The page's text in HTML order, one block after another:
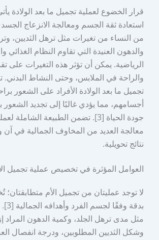
قرار الخضوع لعملية تجميل ما بعد الولادة
استعادة ثقة الجسم ومعالجة الانزعاج
من النساء من تغيرات مثل ترهل الثديين،
والدهون العنيدة التي تقاوم النظام الغذائي
الرياضية. يمكن أن تؤثر هذه التغيرات على
والراحة في الملابس، وحتى النشاط البدني.
تجميل ما بعد الولادة الأفراد على الشعور
أجسامهم، مما يؤدي غالبًا إلى تجديد الشعور
جودة الحياة [3]. تضمن الطبيعة الشاملة
معالجة العديد من المخاوف الجمالية في آن
نتائج تحويلية.
العوامل المؤثرة في تخصيص عملية تجميل
لا توجد عمليتان من تجميل الأم
بدقة
مثل مدى ترهل الجلد، وكمية الدهون المراد
وشكل الثديين المطلوبين، ودرجة انفصال